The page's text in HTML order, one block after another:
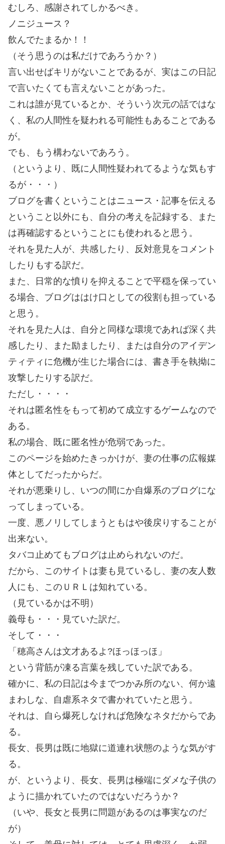
むしろ、感謝されてしかるべき。
ノニジュース？
飲んでたまるか！！
（そう思うのは私だけであろうか？）
言い出せばキリがないことであるが、実はこの日記
で言いたくても言えないことがあった。
これは誰が見ているとか、そういう次元の話ではな
く、私の人間性を疑われる可能性もあることである
が。
でも、もう構わないであろう。
（というより、既に人間性疑われてるような気もす
るが・・・）
ブログを書くということはニュース・記事を伝える
ということ以外にも、自分の考えを記録する、また
は再確認するということにも使われると思う。
それを見た人が、共感したり、反対意見をコメント
したりもする訳だ。
また、日常的な憤りを抑えることで平穏を保ってい
る場合、ブログははけ口としての役割も担っている
と思う。
それを見た人は、自分と同様な環境であれば深く共
感したり、また励ましたり、または自分のアイデン
ティティに危機が生じた場合には、書き手を執拗に
攻撃したりする訳だ。
ただし・・・・
それは匿名性をもって初めて成立するゲームなので
ある。
私の場合、既に匿名性が危弱であった。
このページを始めたきっかけが、妻の仕事の広報媒
体としてだったからだ。
それが悪乗りし、いつの間にか自爆系のブログにな
ってしまっている。
一度、悪ノリしてしまうともはや後戻りすることが
出来ない。
タバコ止めてもブログは止められないのだ。
だから、このサイトは妻も見ているし、妻の友人数
人にも、このＵＲＬは知れている。
（見ているかは不明）
義母も・・・見ていた訳だ。
そして・・・
「穂高さんは文才あるよ?ほっほっほ」
という背筋が凍る言葉を残していた訳である。
確かに、私の日記は今までつかみ所のない、何か遠
まわしな、自虐系ネタで書かれていたと思う。
それは、自ら爆死しなければ危険なネタだからであ
る。
長女、長男は既に地獄に道連れ状態のような気がす
る。
が、というより、長女、長男は極端にダメな子供の
ように描かれていたのではないだろうか？
（いや、長女と長男に問題があるのは事実なのだ
が）